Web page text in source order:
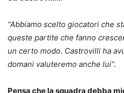
“Abbiamo scelto giocatori che
queste partite che fanno
un certo modo. Castrovilli ha
domani valuteremo anche lui”.
Pensa che la squadra debba